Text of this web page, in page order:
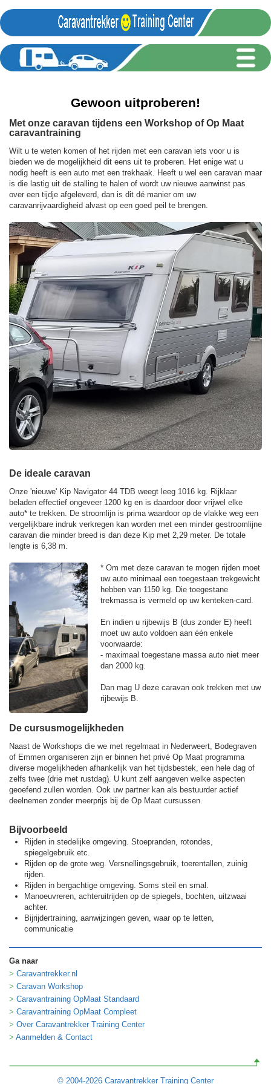
Gewoon uitproberen!
Met onze caravan tijdens een Workshop of Op Maat
caravantraining
Wilt u te weten komen of het rijden met een caravan iets voor u is
bieden we de mogelijkheid dit eens uit te proberen. Het enige wat u
nodig heeft is een auto met een trekhaak. Heeft u wel een caravan maar
is die lastig uit de stalling te halen of wordt uw nieuwe aanwinst pas
over een tijdje afgeleverd, dan is dit dé manier om uw
caravanrijvaardigheid alvast op een goed peil te brengen.
De ideale caravan
Onze 'nieuwe' Kip Navigator 44 TDB weegt leeg 1016 kg. Rijklaar
beladen effectief ongeveer 1200 kg en is daardoor door vrijwel elke
auto* te trekken. De stroomlijn is prima waardoor op de vlakke weg een
vergelijkbare indruk verkregen kan worden met een minder gestroomlijne
caravan die minder breed is dan deze Kip met 2,29 meter. De totale
lengte is 6,38 m.
* Om met deze caravan te mogen rijden moet
uw auto minimaal een toegestaan trekgewicht
hebben van 1150 kg. Die toegestane
trekmassa is vermeld op uw kenteken-card.
En indien u rijbewijs B (dus zonder E) heeft
moet uw auto voldoen aan één enkele
voorwaarde:
- maximaal toegestane massa auto niet meer
dan 2000 kg.
Dan mag U deze caravan ook trekken met uw
rijbewijs B.
De cursusmogelijkheden
Naast de Workshops die we met regelmaat in Nederweert, Bodegraven
of Emmen organiseren zijn er binnen het privé Op Maat programma
diverse mogelijkheden afhankelijk van het tijdsbestek, een hele dag of
zelfs twee (drie met rustdag). U kunt zelf aangeven welke aspecten
geoefend zullen worden. Ook uw partner kan als bestuurder actief
deelnemen zonder meerprijs bij de Op Maat cursussen.
Bijvoorbeeld
Rijden in stedelijke omgeving. Stoepranden, rotondes,
spiegelgebruik etc.
Rijden op de grote weg. Versnellingsgebruik, toerentallen, zuinig
rijden.
Rijden in bergachtige omgeving. Soms steil en smal.
Manoeuvreren, achteruitrijden op de spiegels, bochten, uitzwaai
achter.
Bijrijdertraining, aanwijzingen geven, waar op te letten,
communicatie
Ga naar
Caravantrekker.nl
Caravan Workshop
Caravantraining OpMaat Standaard
Caravantraining OpMaat Compleet
Over Caravantrekker Training Center
Aanmelden & Contact
© 2004-2026 Caravantrekker Training Center